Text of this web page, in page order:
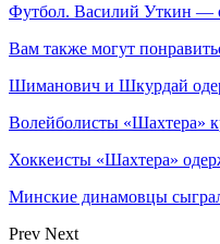
Футбол. Василий Уткин —
Вам также могут
Шиманович и Шкурдай
Волейболисты «Шахтера»
Хоккеисты «Шахтера»
Минские динамовцы
Prev Next